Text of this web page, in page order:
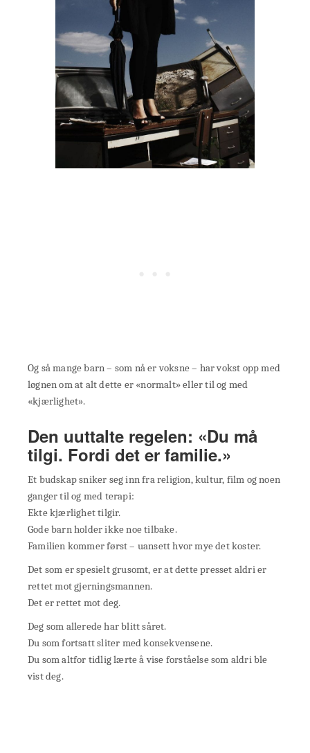
Og så mange barn – som nå er voksne – har vokst opp med
løgnen om at alt dette er «normalt» eller til og med
«kjærlighet».
Den uuttalte regelen: «Du må
tilgi. Fordi det er familie.»
Et budskap sniker seg inn fra religion, kultur, film og noen
ganger til og med terapi:
Ekte kjærlighet tilgir.
Gode barn holder ikke noe tilbake.
Familien kommer først – uansett hvor mye det koster.
Det som er spesielt grusomt, er at dette presset aldri er
rettet mot gjerningsmannen.
Det er rettet mot deg.
Deg som allerede har blitt såret.
Du som fortsatt sliter med konsekvensene.
Du som altfor tidlig lærte å vise forståelse som aldri ble
vist deg.